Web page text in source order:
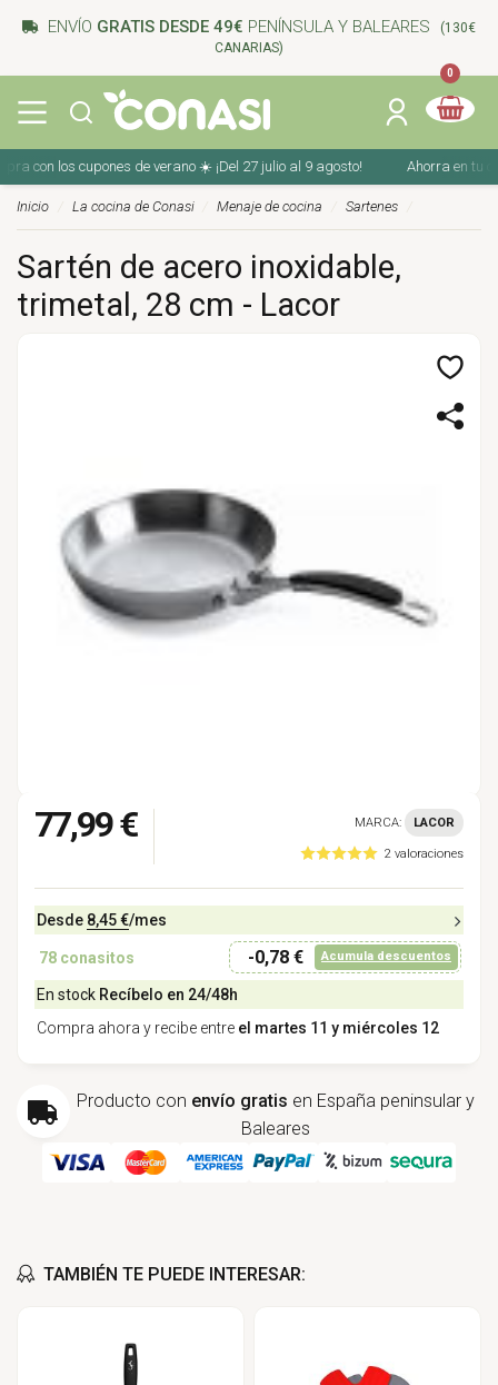
ENVÍO GRATIS DESDE 49€ PENÍNSULA Y BALEARES
(130€
CANARIAS)
0
los cupones de verano ☀️ ¡Del 27 julio al 9 agosto! Ahorra en tu
Inicio La cocina de Conasi Menaje de cocina Sartenes
Sartén de acero inoxidable,
trimetal, 28 cm - Lacor
77,99 € MARCA: LACOR
2 valoraciones
Desde 8,45 €/mes
78 conasitos -0,78 € Acumula descuentos
En stock Recíbelo en 24/48h
Compra ahora y recibe entre el martes 11 y miércoles 12
Producto con envío gratis en España peninsular y
Baleares
TAMBIÉN TE PUEDE INTERESAR: